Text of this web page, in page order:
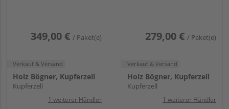
349,00 € / Paket(e)
Verkauf & Versand
Holz Bögner, Kupferzell
Kupferzell
1 weiterer Händler
279,00 € / Paket(e)
Verkauf & Versand
Holz Bögner, Kupferzell
Kupferzell
1 weiterer Händler